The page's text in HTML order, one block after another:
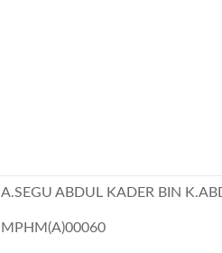
A.SEGU ABDUL KADER BIN
MPHM(A)00060